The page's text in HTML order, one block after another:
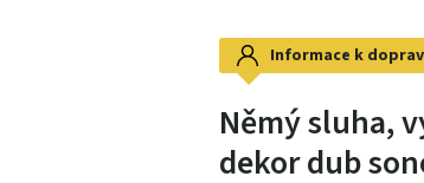
Informace k
Němý sluha,
dekor dub